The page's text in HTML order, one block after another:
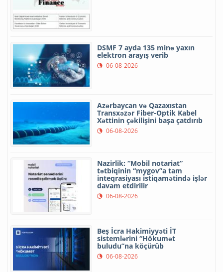
DSMF 7 ayda 135 minə yaxın
elektron arayış verib
06-08-2026
Azərbaycan və Qazaxıstan
Transxəzər Fiber-Optik Kabel
Xəttinin çəkilişini başa çatdırıb
06-08-2026
Nazirlik: “Mobil notariat”
tətbiqinin “mygov”a tam
inteqrasiyası istiqamətində işlər
davam etdirilir
06-08-2026
Beş İcra Hakimiyyəti İT
sistemlərini “Hökumət
buludu”na köçürüb
06-08-2026